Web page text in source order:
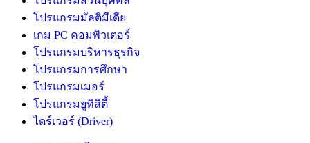
โปรแกรมมัลติมีเดีย
เกม PC คอมพิวเตอร์
โปรแกรมบริหารธุรกิจ
โปรแกรมการศึกษา
โปรแกรมเมอร์
โปรแกรมยูทิลิตี้
ไดร์เวอร์ (Driver)